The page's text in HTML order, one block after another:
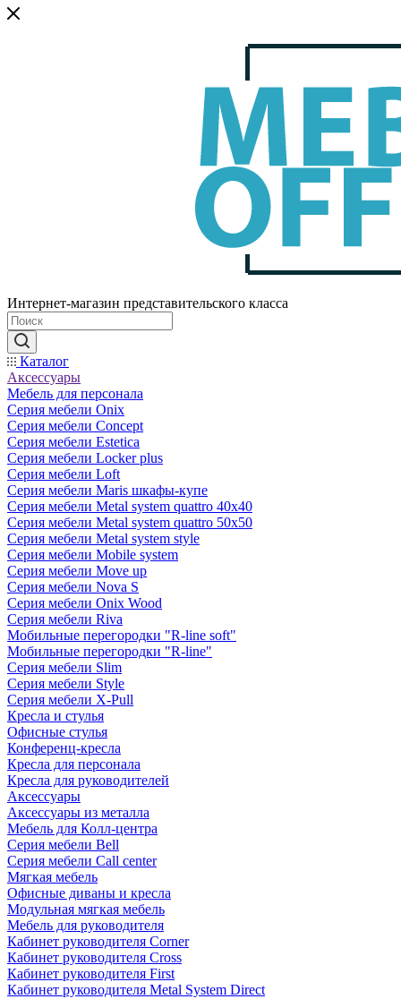
Интернет-магазин представительского класса
Каталог
Аксессуары
Мебель для персонала
Серия мебели Onix
Серия мебели Concept
Серия мебели Estetica
Серия мебели Locker plus
Серия мебели Loft
Серия мебели Maris шкафы-купе
Серия мебели Metal system quattro 40x40
Серия мебели Metal system quattro 50x50
Серия мебели Metal system style
Серия мебели Mobile system
Серия мебели Move up
Серия мебели Nova S
Серия мебели Onix Wood
Серия мебели Riva
Мобильные перегородки "R-line soft"
Мобильные перегородки "R-line"
Серия мебели Slim
Серия мебели Style
Серия мебели X-Pull
Кресла и стулья
Офисные стулья
Конференц-кресла
Кресла для персонала
Кресла для руководителей
Аксессуары
Аксессуары из металла
Мебель для Колл-центра
Серия мебели Bell
Серия мебели Call center
Мягкая мебель
Офисные диваны и кресла
Модульная мягкая мебель
Мебель для руководителя
Кабинет руководителя Corner
Кабинет руководителя Cross
Кабинет руководителя First
Кабинет руководителя Metal System Direct